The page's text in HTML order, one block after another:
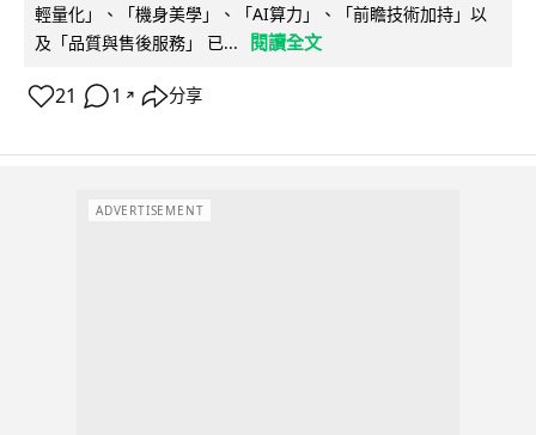
輕量化」、「機身美學」、「AI算力」、「前瞻技術加持」以
及「品質與售後服務」 已...
閱讀全文
21 1 ↗ 分享
ADVERTISEMENT